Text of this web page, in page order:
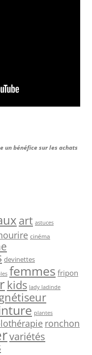
un bénéfice sur les achats
art astuces
cinéma
devinettes
femmes fripon
kids lady ladinde
plantes
ronchon
variétés